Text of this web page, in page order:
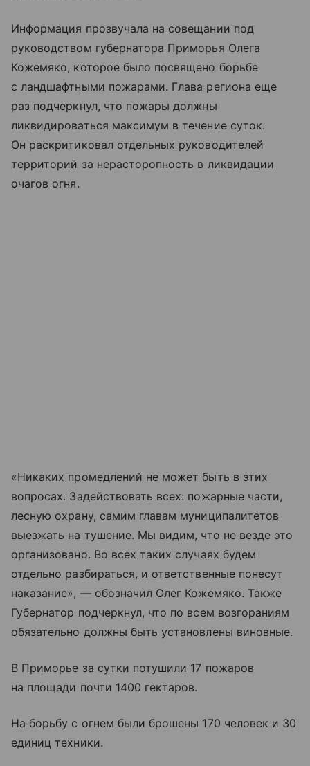
Информация прозвучала на совещании под
руководством губернатора Приморья Олега
Кожемяко, которое было посвящено борьбе
с ландшафтными пожарами. Глава региона еще
раз подчеркнул, что пожары должны
ликвидироваться максимум в течение суток.
Он раскритиковал отдельных руководителей
территорий за нерасторопность в ликвидации
очагов огня.
«Никаких промедлений не может быть в этих
вопросах. Задействовать всех: пожарные части,
лесную охрану, самим главам муниципалитетов
выезжать на тушение. Мы видим, что не везде это
организовано. Во всех таких случаях будем
отдельно разбираться, и ответственные понесут
наказание», — обозначил Олег Кожемяко. Также
Губернатор подчеркнул, что по всем возгораниям
обязательно должны быть установлены виновные.
В Приморье за сутки потушили 17 пожаров
на площади почти 1400 гектаров.
На борьбу с огнем были брошены 170 человек и 30
единиц техники.